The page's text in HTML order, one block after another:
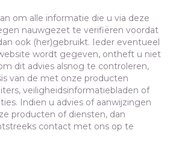
om alle informatie die u via deze
nauwgezet te verifiëren voordat
ook (her)gebruikt. Ieder eventueel
wordt gegeven, ontheft u niet
dit advies alsnog te controleren,
van de met onze producten
veiligheidsinformatiebladen of
Indien u advies of aanwijzingen
producten of diensten, dan
contact met ons op te